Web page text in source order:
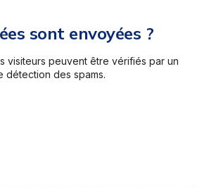
sont envoyées ?
visiteurs peuvent être vérifiés par un
détection des spams.